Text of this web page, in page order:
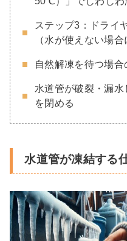
ステップ3：ドライ
（水が使えない場合
自然解凍を待つ場合
水道管が破裂・漏
を閉める
水道管が凍結する